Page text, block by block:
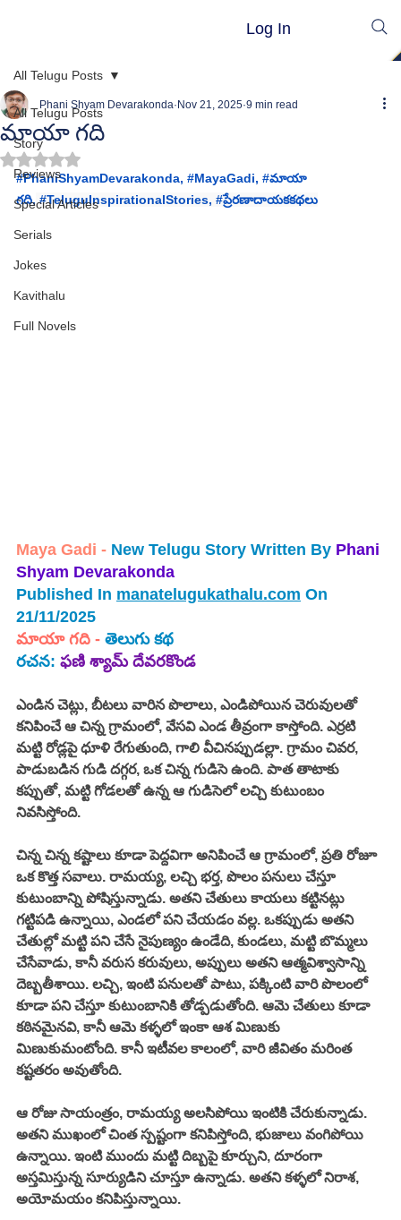
Log In
All Telugu Posts
Story
Reviews
Special Articles
Serials
Jokes
Kavithalu
Full Novels
All Telugu Posts
మాయా గది
Phani Shyam Devarakonda Nov 21, 2025 9 min read
Rated NaN out of 5 stars.
#PhaniShyamDevarakonda, #MayaGadi, #మాయా
గది, #TeluguInspirationalStories, #ప్రేరణాదాయకకథలు
Maya Gadi - New Telugu Story Written By Phani
Shyam Devarakonda
Published In manatelugukathalu.com On
21/11/2025
మాయా గది - తెలుగు కథ
రచన: ఫణి శ్యామ్ దేవరకొండ
ఎండిన చెట్లు, బీటలు వారిన పొలాలు, ఎండిపోయిన చెరువులతో
కనిపించే ఆ చిన్న గ్రామంలో, వేసవి ఎండ తీవ్రంగా కాస్తోంది. ఎర్రటి
మట్టి రోడ్లపై ధూళి రేగుతుంది, గాలి వీచినప్పుడల్లా. గ్రామం చివర,
పాడుబడిన గుడి దగ్గర, ఒక చిన్న గుడిసె ఉంది. పాత తాటాకు
కప్పుతో, మట్టి గోడలతో ఉన్న ఆ గుడిసెలో లచ్చి కుటుంబం
నివసిస్తోంది.
చిన్న చిన్న కష్టాలు కూడా పెద్దవిగా అనిపించే ఆ గ్రామంలో, ప్రతి రోజూ
ఒక కొత్త సవాలు. రామయ్య, లచ్చి భర్త, పొలం పనులు చేస్తూ
కుటుంబాన్ని పోషిస్తున్నాడు. అతని చేతులు కాయలు కట్టినట్లు
గట్టిపడి ఉన్నాయి, ఎండలో పని చేయడం వల్ల. ఒకప్పుడు అతని
చేతుల్లో మట్టి పని చేసే నైపుణ్యం ఉండేది, కుండలు, మట్టి బొమ్మలు
చేసేవాడు, కానీ వరుస కరువులు, అప్పులు అతని ఆత్మవిశ్వాసాన్ని
దెబ్బతీశాయి. లచ్చి, ఇంటి పనులతో పాటు, పక్కింటి వారి పొలంలో
కూడా పని చేస్తూ కుటుంబానికి తోడ్పడుతోంది. ఆమె చేతులు కూడా
కఠినమైనవి, కానీ ఆమె కళ్ళలో ఇంకా ఆశ మిణుకు
మిణుకుమంటోంది. కానీ ఇటీవల కాలంలో, వారి జీవితం మరింత
కష్టతరం అవుతోంది.
ఆ రోజు సాయంత్రం, రామయ్య అలసిపోయి ఇంటికి చేరుకున్నాడు.
అతని ముఖంలో చింత స్పష్టంగా కనిపిస్తోంది, భుజాలు వంగిపోయి
ఉన్నాయి. ఇంటి ముందు మట్టి దిబ్బపై కూర్చుని, దూరంగా
అస్తమిస్తున్న సూర్యుడిని చూస్తూ ఉన్నాడు. అతని కళ్ళలో నిరాశ,
అయోమయం కనిపిస్తున్నాయి.